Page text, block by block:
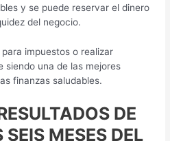
y se puede reservar el dinero
del negocio.
impuestos o realizar
siendo una de las mejores
finanzas saludables.
DE
SEIS MESES DEL